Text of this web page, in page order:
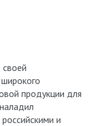
продукции для
и